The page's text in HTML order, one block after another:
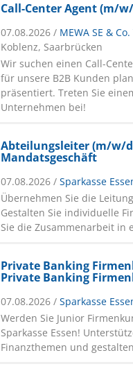
Call-Center Agent (m/
07.08.2026 / MEWA SE &
Koblenz, Saarbrücken
Wir suchen einen Call-
für unsere B2B Kunden
präsentiert. Treten Sie
Unternehmen bei!
Abteilungsleiter (m/w/
Mandatsgeschäft
07.08.2026 /Sparkasse
Übernehmen Sie die
Gestalten Sie individuelle
Sie die Zusammen­arbeit in
Private Banking
Private Banking
07.08.2026 /Sparkasse
Werden Sie Junior
Sparkasse Essen!
Finanzthemen und